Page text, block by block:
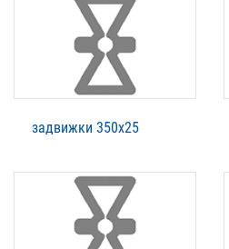
задвижки 350х25